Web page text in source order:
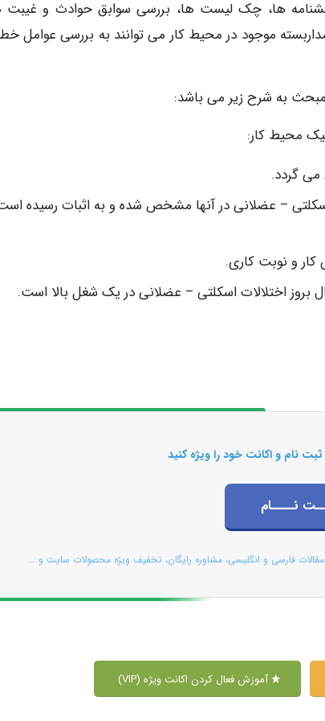
ها، چک لیست ها، بررسی سوابق حوادث و
موجود در محیط کار می توانند به بررسی عوامل
به شرح زیر می باشد:
محیط کار:
می گردد.
– عضلانی در آنها مشخص شده و به اثبات رسیده
کار و نوبت کاری.
بروز اختلالات اسکلتی – عضلانی در یک شغل بالا است.
نام و اکانت خود را ویژه کنید
نــــام
فارسی و انگلیسی، مشاوره رایگان، تخفیف ویژه محصولات سایت و ...
آموزش فعال کردن اکانت ویژه (VIP)